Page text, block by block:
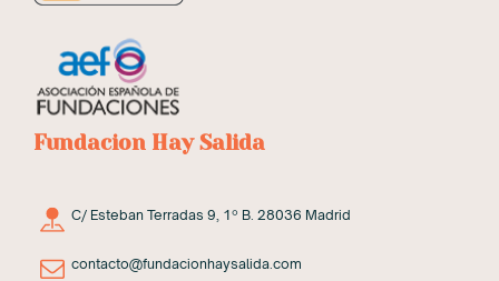
Fundacion Hay Salida
C/ Esteban Terradas 9, 1º B. 28036 Madrid
contacto@fundacionhaysalida.com